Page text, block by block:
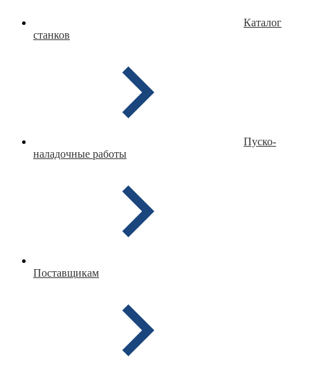
Каталог
станков
Пуско-
наладочные работы
Поставщикам